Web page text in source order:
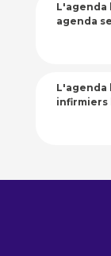
L'agenda
agenda
L'agenda
infirmiers